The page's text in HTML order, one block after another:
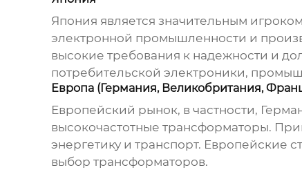
Япония является значительным
электронной промышленности и
высокие требования к надежности и
потребительской электроники,
Европа (Германия, Великобритания,
Европейский рынок, в частности,
высокочастотные трансформаторы.
энергетику и транспорт. Европейские
выбор трансформаторов.